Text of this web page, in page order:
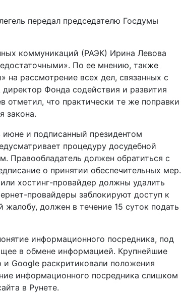
передал председателю Госдумы
коммуникаций (РАЭК) Ирина Левова
По ее мнению, также
рассмотрение всех дел, связанных с
Фонда содействия и развития
отметил, что практически те же поправки
закона.
и подписанный президентом
процедуру досудебной
Правообладатель должен обратиться с
о принятии обеспечительных мер.
хостинг-провайдер должны удалить
провайдеры заблокируют доступ к
должен в течение 15 суток подать
информационного посредника, под
в обмене информацией. Крупнейшие
и Google раскритиковали положения
информационного посредника слишком
в Рунете.